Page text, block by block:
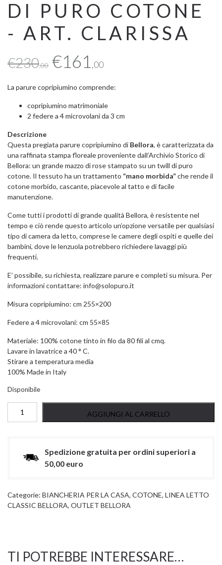
DI PURO COTONE
- ART. CLARISSA
€230,00 Il
prezzo
originale
era:
€230,00.
€161 ,00Il
prezzo
attuale
è:
€161,00.
La parure copripiumino comprende:
copripiumino matrimoniale
2 federe a 4 microvolani da 3 cm
Descrizione
Questa pregiata parure copripiumino di Bellora, è caratterizzata da
una raffinata stampa floreale proveniente dall’Archivio Storico di
Bellora: un grande mazzo di rose stampato su un twill di puro
cotone. Il tessuto ha un trattamento “mano morbida”che rende il
cotone morbido, cascante, piacevole al tatto e di facile
manutenzione.
Come tutti i prodotti di grande qualità Bellora, è resistente nel
tempo e ciò rende questo articolo un’opzione versatile per qualsiasi
tipo di camera da letto, comprese le camere degli ospiti e quelle dei
bambini, dove le lenzuola potrebbero richiedere lavaggi più
frequenti.
E’ possibile, su richiesta, realizzare parure e completi su misura. Per
informazioni contattare: info@solopuro.it
Misura copripiumino: cm 255×200
Federe a 4 microvolani: cm 55×85
Materiale: 100% cotone tinto in filo da 80 fili al cmq.
Lavare in lavatrice a 40 ° C.
Stirare a temperatura media
100% Made in Italy
Disponibile
MORBIDA
AGGIUNGI AL CARRELLO
Spedizione gratuita per ordini superiori a
50,00 euro
Categorie: BIANCHERIA PER LA CASA, COTONE, LINEA LETTO
CLASSIC BELLORA, OUTLET BELLORA
TI POTREBBE INTERESSARE…